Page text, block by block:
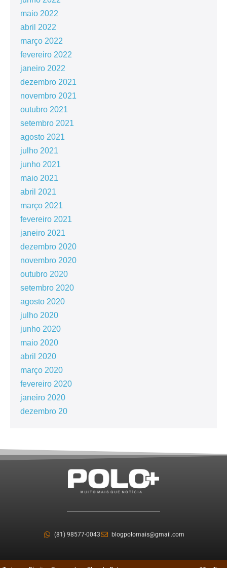
maio 2022
abril 2022
março 2022
fevereiro 2022
janeiro 2022
dezembro 2021
novembro 2021
outubro 2021
setembro 2021
agosto 2021
julho 2021
junho 2021
maio 2021
abril 2021
março 2021
fevereiro 2021
janeiro 2021
dezembro 2020
novembro 2020
outubro 2020
setembro 2020
agosto 2020
julho 2020
junho 2020
maio 2020
abril 2020
março 2020
fevereiro 2020
janeiro 2020
dezembro 20
(81) 98577-0043 blogpolomais@gmail.com